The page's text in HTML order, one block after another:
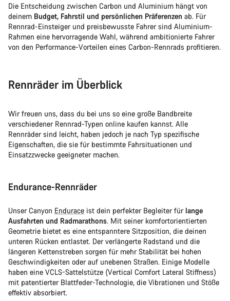
Die Entscheidung zwischen Carbon und Aluminium hängt von
deinem Budget, Fahrstil und persönlichen Präferenzen ab. Für
Rennrad-Einsteiger und preisbewusste Fahrer sind Aluminium-
Rahmen eine hervorragende Wahl, während ambitionierte Fahrer
von den Performance-Vorteilen eines Carbon-Rennrads profitieren.
Rennräder im Überblick
Wir freuen uns, dass du bei uns so eine große Bandbreite
verschiedener Rennrad-Typen online kaufen kannst. Alle
Rennräder sind leicht, haben jedoch je nach Typ spezifische
Eigenschaften, die sie für bestimmte Fahrsituationen und
Einsatzzwecke geeigneter machen.
Endurance-Rennräder
Unser Canyon Endurace ist dein perfekter Begleiter für lange
Ausfahrten und Radmarathons. Mit seiner komfortorientierten
Geometrie bietet es eine entspanntere Sitzposition, die deinen
unteren Rücken entlastet. Der verlängerte Radstand und die
längeren Kettenstreben sorgen für mehr Stabilität bei hohen
Geschwindigkeiten oder auf unebenen Straßen. Einige Modelle
haben eine VCLS-Sattelstütze (Vertical Comfort Lateral Stiffness)
mit patentierter Blattfeder-Technologie, die Vibrationen und Stöße
effektiv absorbiert.